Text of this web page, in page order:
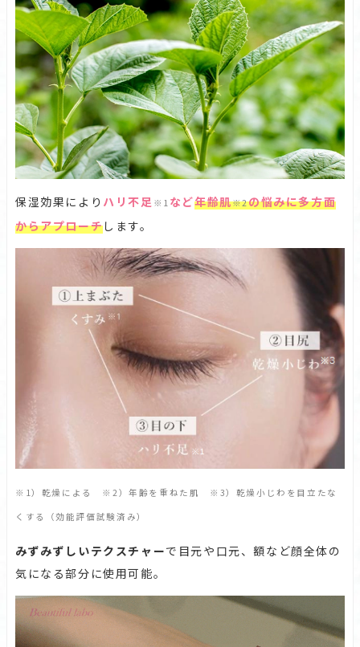
保湿効果により ハリ不足 ※1 など年齢肌※2の悩みに多方面
からアプローチします。
※1）乾燥による ※2）年齢を重ねた肌 ※3）乾燥小じわを目立たな
くする（効能評価試験済み）
みずみずしいテクスチャーで目元や口元、額など顔全体の
気になる部分に使用可能。